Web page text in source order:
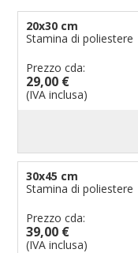
20x30 cm
Stamina di poliestere
Prezzo cda:
29,00 €
(IVA inclusa)
30x45 cm
Stamina di poliestere
Prezzo cda:
39,00 €
(IVA inclusa)